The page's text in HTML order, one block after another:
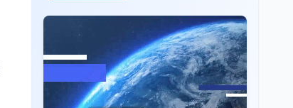
Editoriali7 ago
Camere in ferie,
riapertura il 9
settembre tra legge
elettorale e Rai. La